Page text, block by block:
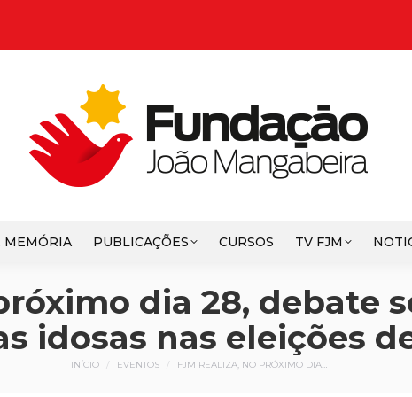
MEMÓRIA PUBLICAÇÕES CURSOS TV FJM
dia 28, debate
idosas nas eleições
Você está aqui:
INÍCIO EVENTOS FJM REALIZA, NO PRÓXIMO DIA…